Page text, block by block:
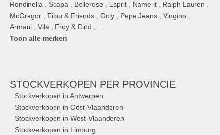
Rondinella
Scapa Bellerose Esprit Name it Ralph Lauren
McGregor
Filou & Friends Only Pepe Jeans Vingino
Armani
Vila Froy & Dind
Toon alle merken
STOCKVERKOPEN PER PROVINCIE
Stockverkopen in Antwerpen
Stockverkopen in Oost-Vlaanderen
Stockverkopen in West-Vlaanderen
Stockverkopen in Limburg